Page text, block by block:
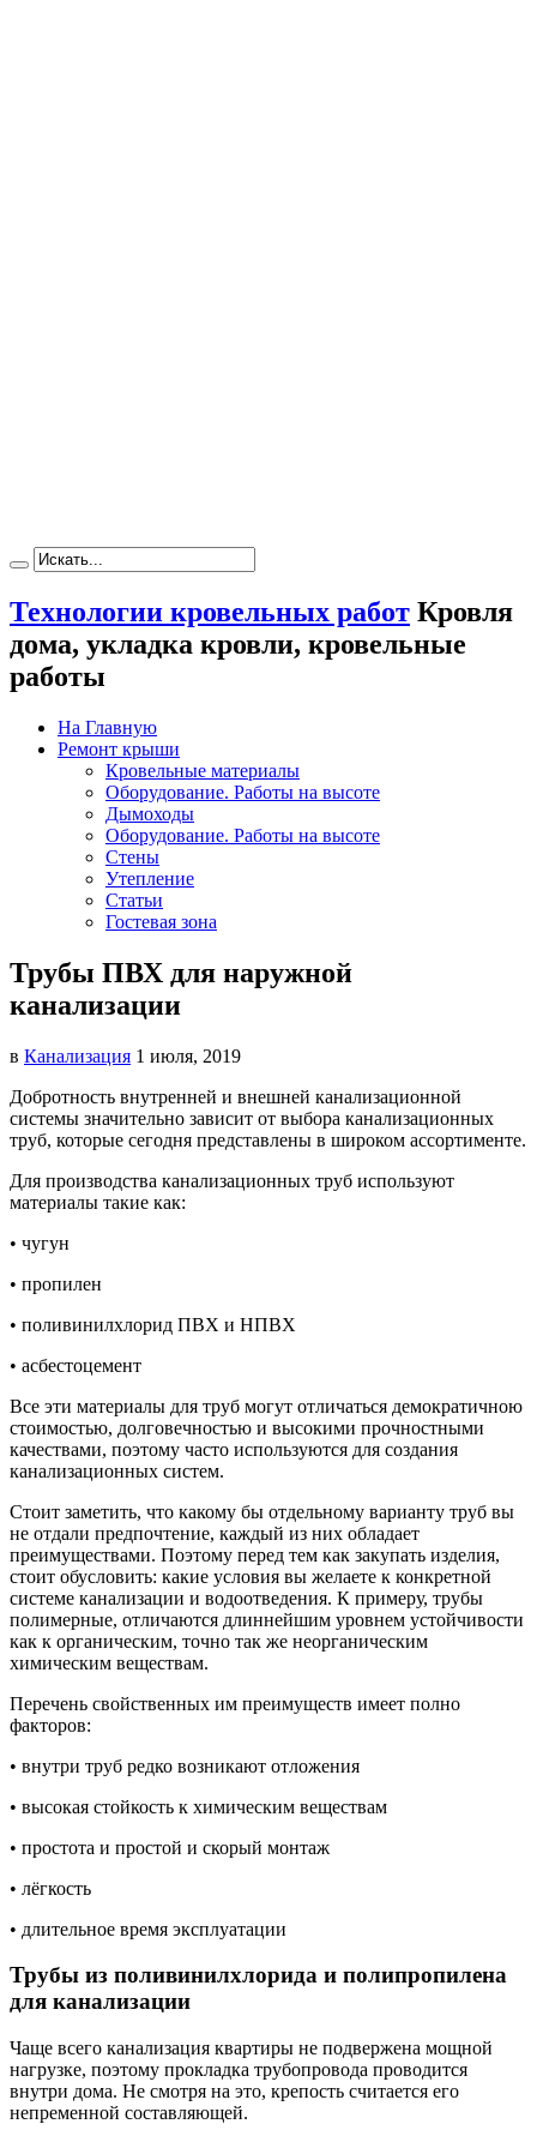
Технологии кровельных работ Кровля
дома, укладка кровли, кровельные
работы
На Главную
Ремонт крыши
Кровельные материалы
Оборудование. Работы на высоте
Дымоходы
Оборудование. Работы на высоте
Стены
Утепление
Статьи
Гостевая зона
Трубы ПВХ для наружной
канализации
в Канализация 1 июля, 2019
Добротность внутренней и внешней канализационной
системы значительно зависит от выбора канализационных
труб, которые сегодня представлены в широком ассортименте.
Для производства канализационных труб используют
материалы такие как:
• чугун
• пропилен
• поливинилхлорид ПВХ и НПВХ
• асбестоцемент
Все эти материалы для труб могут отличаться демократичною
стоимостью, долговечностью и высокими прочностными
качествами, поэтому часто используются для создания
канализационных систем.
Стоит заметить, что какому бы отдельному варианту труб вы
не отдали предпочтение, каждый из них обладает
преимуществами. Поэтому перед тем как закупать изделия,
стоит обусловить: какие условия вы желаете к конкретной
системе канализации и водоотведения. К примеру, трубы
полимерные, отличаются длиннейшим уровнем устойчивости
как к органическим, точно так же неорганическим
химическим веществам.
Перечень свойственных им преимуществ имеет полно
факторов:
• внутри труб редко возникают отложения
• высокая стойкость к химическим веществам
• простота и простой и скорый монтаж
• лёгкость
• длительное время эксплуатации
Трубы из поливинилхлорида и полипропилена
для канализации
Чаще всего канализация квартиры не подвержена мощной
нагрузке, поэтому прокладка трубопровода проводится
внутри дома. Не смотря на это, крепость считается его
непременной составляющей.